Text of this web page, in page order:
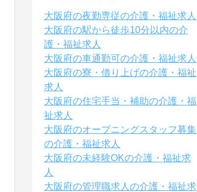
大阪府の夜勤専従の介護・福祉求人
大阪府の駅から徒歩10分以内の介
護・福祉求人
大阪府の車通勤可の介護・福祉求人
大阪府の寮・借り上げの介護・福祉
求人
大阪府の住宅手当・補助の介護・福
祉求人
大阪府のオープニングスタッフ募集
の介護・福祉求人
大阪府の未経験OKの介護・福祉求
人
大阪府の管理職求人の介護・福祉求